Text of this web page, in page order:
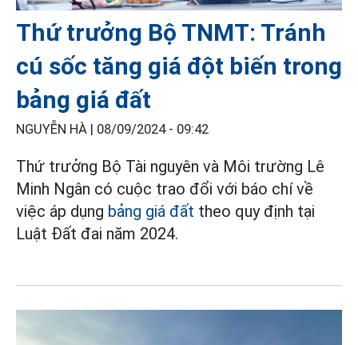
Thứ trưởng Bộ TNMT: Tránh
cú sốc tăng giá đột biến trong
bảng giá đất
NGUYỄN HÀ | 08/09/2024 - 09:42
Thứ trưởng Bộ Tài nguyên và Môi trường Lê
Minh Ngân có cuộc trao đổi với báo chí về
việc áp dụng bảng giá đất theo quy định tại
Luật Đất đai năm 2024.